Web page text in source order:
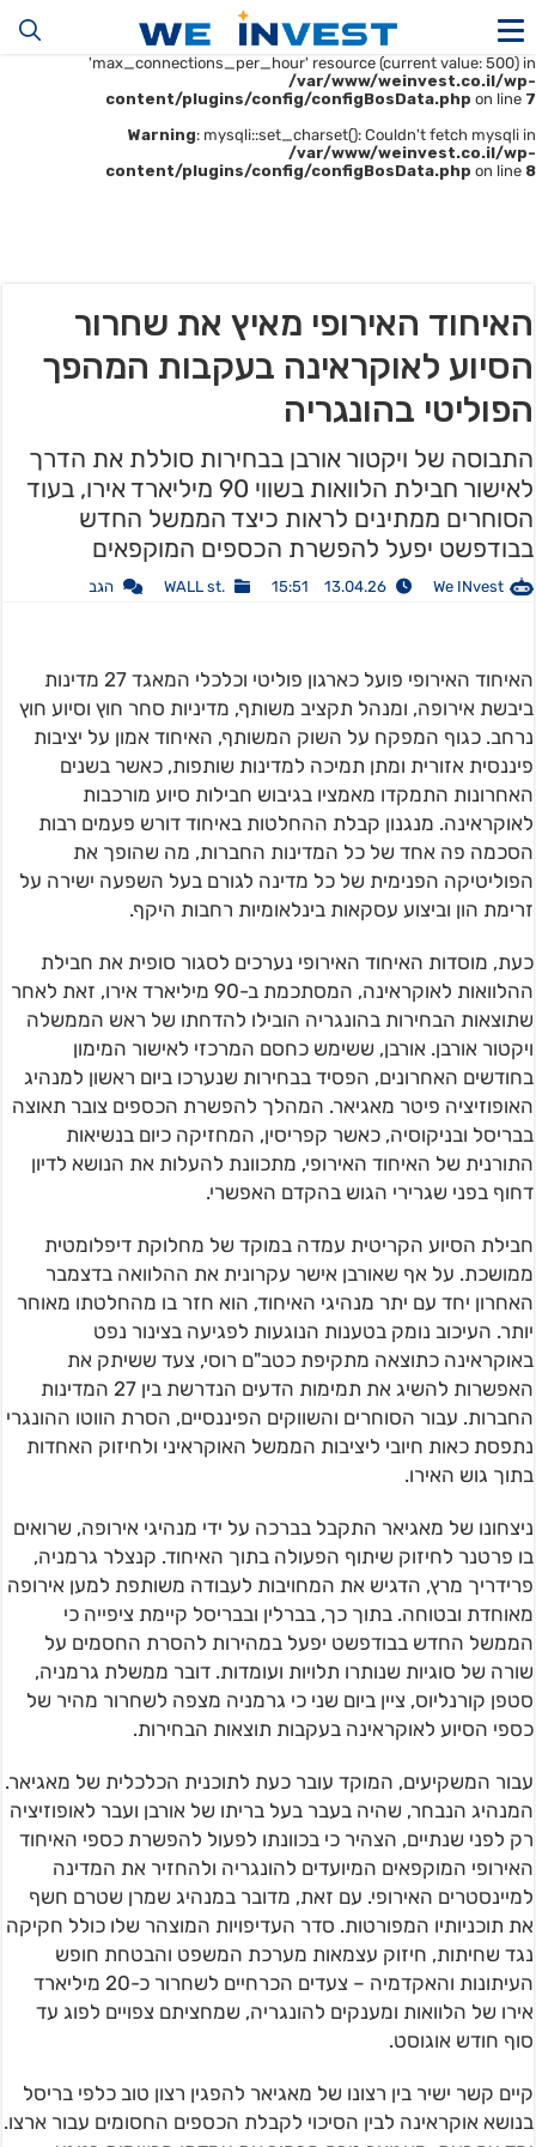
Warning
: mysqli::__construct(): (HY000/1226): User
'u414896523_maofData' has exceeded the
'max_connections_per_hour' resource (current value: 500) in
/var/www/weinvest.co.il/wp-
content/plugins/config/configBosData.php on line 7
Warning: mysqli::set_charset(): Couldn't fetch mysqli in
/var/www/weinvest.co.il/wp-
content/plugins/config/configBosData.php on line 8
האיחוד האירופי מאיץ את שחרור
הסיוע לאוקראינה בעקבות המהפך
הפוליטי בהונגריה
התבוסה של ויקטור אורבן בבחירות סוללת את הדרך
לאישור חבילת הלוואות בשווי 90 מיליארד אירו, בעוד
הסוחרים ממתינים לראות כיצד הממשל החדש
בבודפשט יפעל להפשרת הכספים המוקפאים
We INvest
13.04.26 15:51
.WALL st הגב
האיחוד האירופי פועל כארגון פוליטי וכלכלי המאגד 27 מדינות
ביבשת אירופה, ומנהל תקציב משותף, מדיניות סחר חוץ וסיוע חוץ
נרחב. כגוף המפקח על השוק המשותף, האיחוד אמון על יציבות
פיננסית אזורית ומתן תמיכה למדינות שותפות, כאשר בשנים
האחרונות התמקדו מאמציו בגיבוש חבילות סיוע מורכבות
לאוקראינה. מנגנון קבלת ההחלטות באיחוד דורש פעמים רבות
הסכמה פה אחד של כל המדינות החברות, מה שהופך את
הפוליטיקה הפנימית של כל מדינה לגורם בעל השפעה ישירה על
זרימת הון וביצוע עסקאות בינלאומיות רחבות היקף.
כעת, מוסדות האיחוד האירופי נערכים לסגור סופית את חבילת
ההלוואות לאוקראינה, המסתכמת ב-90 מיליארד אירו, זאת לאחר
שתוצאות הבחירות בהונגריה הובילו להדחתו של ראש הממשלה
ויקטור אורבן. אורבן, ששימש כחסם המרכזי לאישור המימון
בחודשים האחרונים, הפסיד בבחירות שנערכו ביום ראשון למנהיג
האופוזיציה פיטר מאגיאר. המהלך להפשרת הכספים צובר תאוצה
בבריסל ובניקוסיה, כאשר קפריסין, המחזיקה כיום בנשיאות
התורנית של האיחוד האירופי, מתכוונת להעלות את הנושא לדיון
דחוף בפני שגרירי הגוש בהקדם האפשרי.
חבילת הסיוע הקריטית עמדה במוקד של מחלוקת דיפלומטית
ממושכת. על אף שאורבן אישר עקרונית את ההלוואה בדצמבר
האחרון יחד עם יתר מנהיגי האיחוד, הוא חזר בו מהחלטתו מאוחר
יותר. העיכוב נומק בטענות הנוגעות לפגיעה בצינור נפט
באוקראינה כתוצאה מתקיפת כטב"ם רוסי, צעד ששיתק את
האפשרות להשיג את תמימות הדעים הנדרשת בין 27 המדינות
החברות. עבור הסוחרים והשווקים הפיננסיים, הסרת הווטו ההונגרי
נתפסת כאות חיובי ליציבות הממשל האוקראיני ולחיזוק האחדות
בתוך גוש האירו.
ניצחונו של מאגיאר התקבל בברכה על ידי מנהיגי אירופה, שרואים
בו פרטנר לחיזוק שיתוף הפעולה בתוך האיחוד. קנצלר גרמניה,
פרידריך מרץ, הדגיש את המחויבות לעבודה משותפת למען אירופה
מאוחדת ובטוחה. בתוך כך, בברלין ובבריסל קיימת ציפייה כי
הממשל החדש בבודפשט יפעל במהירות להסרת החסמים על
שורה של סוגיות שנותרו תלויות ועומדות. דובר ממשלת גרמניה,
סטפן קורנליוס, ציין ביום שני כי גרמניה מצפה לשחרור מהיר של
כספי הסיוע לאוקראינה בעקבות תוצאות הבחירות.
עבור המשקיעים, המוקד עובר כעת לתוכנית הכלכלית של מאגיאר.
המנהיג הנבחר, שהיה בעבר בעל בריתו של אורבן ועבר לאופוזיציה
רק לפני שנתיים, הצהיר כי בכוונתו לפעול להפשרת כספי האיחוד
האירופי המוקפאים המיועדים להונגריה ולהחזיר את המדינה
למיינסטרים האירופי. עם זאת, מדובר במנהיג שמרן שטרם חשף
את תוכניותיו המפורטות. סדר העדיפויות המוצהר שלו כולל חקיקה
נגד שחיתות, חיזוק עצמאות מערכת המשפט והבטחת חופש
העיתונות והאקדמיה – צעדים הכרחיים לשחרור כ-20 מיליארד
אירו של הלוואות ומענקים להונגריה, שמחציתם צפויים לפוג עד
סוף חודש אוגוסט.
קיים קשר ישיר בין רצונו של מאגיאר להפגין רצון טוב כלפי בריסל
בנושא אוקראינה לבין הסיכוי לקבלת הכספים החסומים עבור ארצו.